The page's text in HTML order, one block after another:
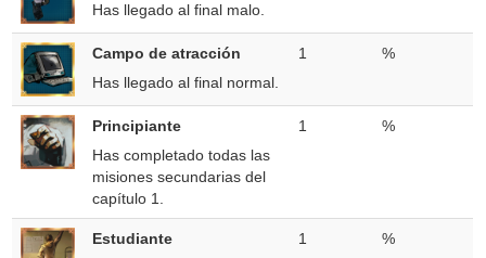
Has llegado al final malo.
Campo de atracción
Has llegado al final normal.
1 %
Principiante
Has completado todas las
misiones secundarias del
capítulo 1.
1 %
Estudiante
1 %